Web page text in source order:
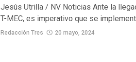
Jesús Utrilla / NV Noticias Ante la
T-MEC, es imperativo que se
Redacción Tres 20 mayo, 2024